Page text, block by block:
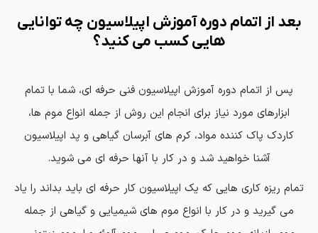
بعد از اتمام دوره آموزش اپیلاسیون چه توانایی
هایی کسب می کنید؟
پس از اتمام دوره آموزش اپیلاسیون فنی حرفه ای، شما با تمام
ابزارهای مورد نیاز برای انجام این روش از جمله انواع موم ها،
کاردك پاك کننده مواد، کرم های آبرسان گیاهی و پد اپیلاسیون
آشنا خواهید شد و در کار با آنها حرفه ای می شوید.
تمام ریزه کاری هایی که یک اپیلاسیون کار حرفه ای باید بداند را یاد
می گیرید و در کار با انواع موم های شیمیایی و گیاهی از جمله